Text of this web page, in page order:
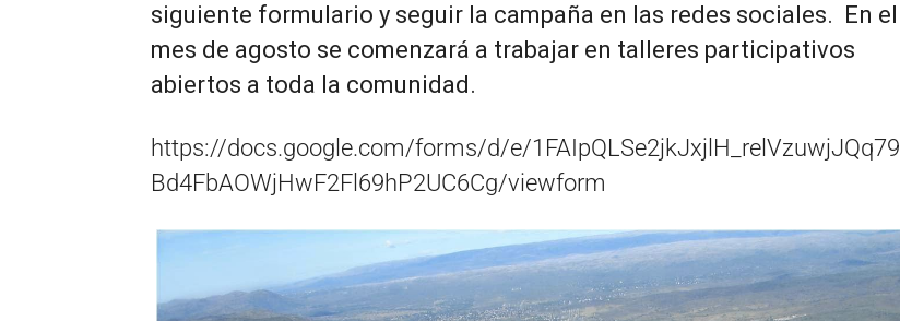
siguiente formulario y seguir la campaña en las redes sociales. En el
mes de agosto se comenzará a trabajar en talleres participativos
abiertos a toda la comunidad.
https://docs.google.com/forms/d/e/1FAIpQLSe2jkJxjlH_relVzuwjJQq79
Bd4FbAOWjHwF2Fl69hP2UC6Cg/viewform